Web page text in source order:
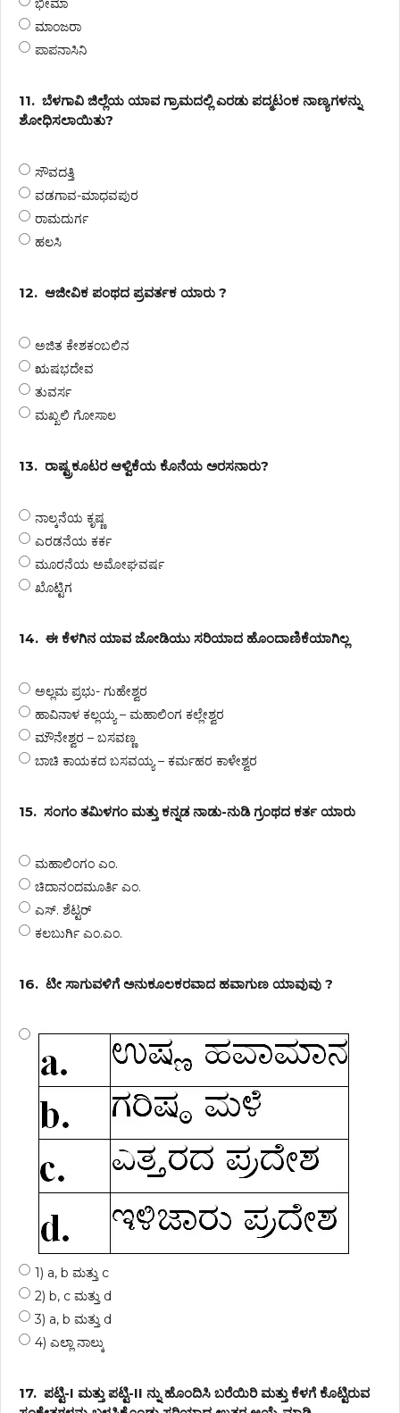
ಭೀಮಾ
ಮಾಂಜರಾ
ಪಾಪನಾಸಿನಿ
11. ಬೆಳಗಾವಿ ಜಿಲ್ಲೆಯ ಯಾವ ಗ್ರಾಮದಲ್ಲಿ ಎರಡು ಪದ್ಮಟಂಕ ನಾಣ್ಯಗಳನ್ನು
ಶೋಧಿಸಲಾಯಿತು?
ಸೌವದತ್ತಿ
ವಡಗಾವ-ಮಾಧವಪುರ
ರಾಮದುರ್ಗ
ಹಲಸಿ
12. ಆಜೀವಿಕ ಪಂಥದ ಪ್ರವರ್ತಕ ಯಾರು ?
ಅಜಿತ ಕೇಶಕಂಬಲಿನ
ಋಷಭದೇವ
ತುವರ್ಸ
ಮಖ್ಖಲಿ ಗೋಸಾಲ
13. ರಾಷ್ಟ್ರಕೂಟರ ಆಳ್ವಿಕೆಯ ಕೊನೆಯ ಅರಸನಾರು?
ನಾಲ್ಕನೆಯ ಕೃಷ್ಣ
ಎರಡನೆಯ ಕರ್ಕ
ಮೂರನೆಯ ಅಮೋಘವರ್ಷ
ಖೊಟ್ಟಿಗ
14. ಈ ಕೆಳಗಿನ ಯಾವ ಜೋಡಿಯು ಸರಿಯಾದ ಹೊಂದಾಣಿಕೆಯಾಗಿಲ್ಲ
ಅಲ್ಲಮ ಪ್ರಭು- ಗುಹೇಶ್ವರ
ಹಾವಿನಾಳ ಕಲ್ಲಯ್ಯ – ಮಹಾಲಿಂಗ ಕಲ್ಲೇಶ್ವರ
ಮೌನೇಶ್ವರ – ಬಸವಣ್ಣ
ಬಾಚಿ ಕಾಯಕದ ಬಸವಯ್ಯ – ಕರ್ಮಹರ ಕಾಳೇಶ್ವರ
15. ಸಂಗಂ ತಮಿಳಗಂ ಮತ್ತು ಕನ್ನಡ ನಾಡು-ನುಡಿ ಗ್ರಂಥದ ಕರ್ತ ಯಾರು
ಮಹಾಲಿಂಗಂ ಎಂ.
ಚಿದಾನಂದಮೂರ್ತಿ ಎಂ.
ಎಸ್. ಶೆಟ್ಟರ್
ಕಲಬುರ್ಗಿ ಎಂ.ಎಂ.
16. ಟೀ ಸಾಗುವಳಿಗೆ ಅನುಕೂಲಕರವಾದ ಹವಾಗುಣ ಯಾವುವು ?
1) a, b ಮತ್ತು c
2) b, c ಮತ್ತು d
3) a, b ಮತ್ತು d
4) ಎಲ್ಲಾ ನಾಲ್ಕು
17. ಪಟ್ಟಿ-I ಮತ್ತು ಪಟ್ಟಿ-II ನ್ನು ಹೊಂದಿಸಿ ಬರೆಯಿರಿ ಮತ್ತು ಕೆಳಗೆ ಕೊಟ್ಟಿರುವ